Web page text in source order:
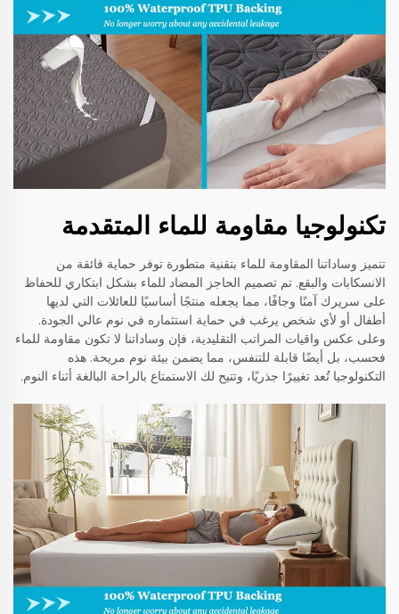
تكنولوجيا مقاومة للماء المتقدمة
تتميز وساداتنا المقاومة للماء بتقنية متطورة توفر حماية فائقة من
الانسكابات والبقع. تم تصميم الحاجز المضاد للماء بشكل ابتكاري للحفاظ
على سريرك آمنًا وجافًا، مما يجعله منتجًا أساسيًا للعائلات التي لديها
أطفال أو لأي شخص يرغب في حماية استثماره في نوم عالي الجودة.
وعلى عكس واقيات المراتب التقليدية، فإن وساداتنا لا تكون مقاومة للماء
فحسب، بل أيضًا قابلة للتنفس، مما يضمن بيئة نوم مريحة. هذه
التكنولوجيا تُعد تغييرًا جذريًا، وتتيح لك الاستمتاع بالراحة البالغة أثناء النوم.